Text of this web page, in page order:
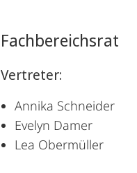
Fachbereichsrat
Vertreter:
Annika Schneider
Evelyn Damer
Lea Obermüller